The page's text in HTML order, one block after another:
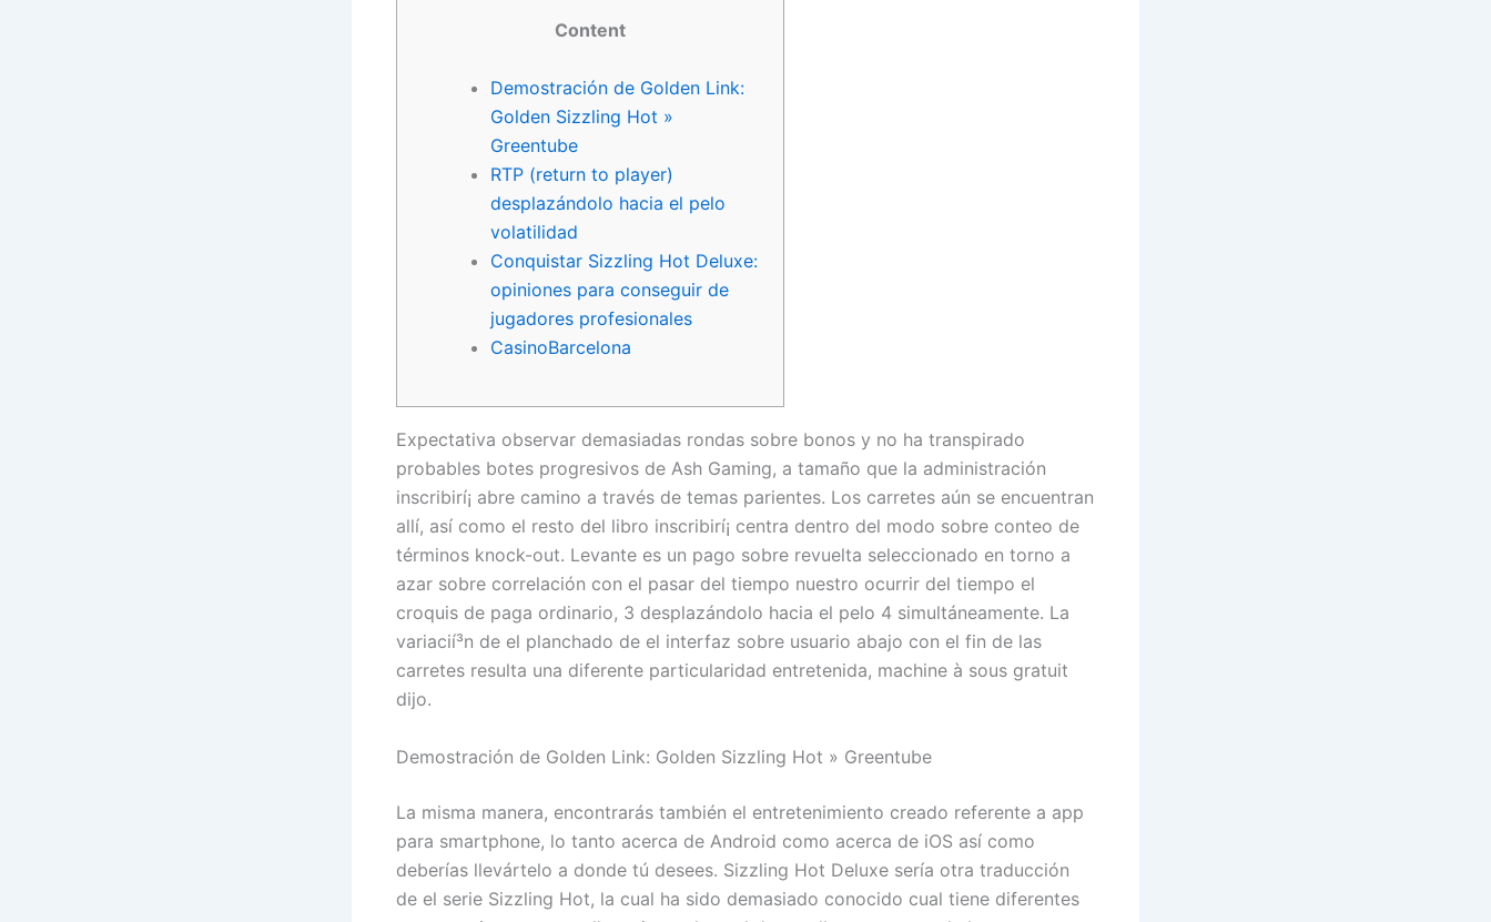
Content
Demostración de Golden Link:
Golden Sizzling Hot »
Greentube
RTP (return to player)
desplazándolo hacia el pelo
volatilidad
Conquistar Sizzling Hot Deluxe:
opiniones para conseguir de
jugadores profesionales
CasinoBarcelona
Expectativa observar demasiadas rondas sobre bonos y no ha transpirado
probables botes progresivos de Ash Gaming, a tamaño que la administración
inscribirí¡ abre camino a través de temas parientes. Los carretes aún se encuentran
allí, así­ como el resto del libro inscribirí¡ centra dentro del modo sobre conteo de
términos knock-out. Levante es un pago sobre revuelta seleccionado en torno a
azar sobre correlación con el pasar del tiempo nuestro ocurrir del tiempo el
croquis de paga ordinario, 3 desplazándolo hacia el pelo 4 simultáneamente. La
variacií³n de el planchado de el interfaz sobre usuario abajo con el fin de las
carretes resulta una diferente particularidad entretenida, machine à sous gratuit
dijo.
Demostración de Golden Link: Golden Sizzling Hot » Greentube
La misma manera, encontrarás también el entretenimiento creado referente a app
para smartphone, lo tanto acerca de Android como acerca de iOS así­ como
deberías llevártelo a donde tú desees. Sizzling Hot Deluxe serí­a otra traducción
de el serie Sizzling Hot, la cual ha sido demasiado conocido cual tiene diferentes